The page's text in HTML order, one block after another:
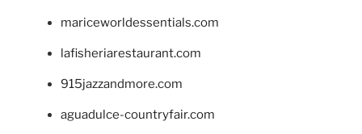
mariceworldessentials.com
lafisheriarestaurant.com
915jazzandmore.com
aguadulce-countryfair.com